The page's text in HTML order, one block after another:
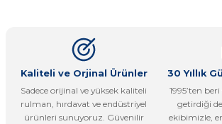
Görüş ve önerileriniz için teşekkür ederiz.
Ürün resmi kalitesiz, bozuk veya
Ürün açıklamasında eksik bilgiler bulunuyor.
Ürün bilgilerinde hatalar bulunuyor.
Kaliteli ve Orjinal Ürünler
Sadece orijinal ve yüksek kaliteli
rulman, hırdavat ve endüstriyel
ürünleri sunuyoruz. Güvenilir
30 Yıllık
1995’ten
getirdiği
ekibimizle,